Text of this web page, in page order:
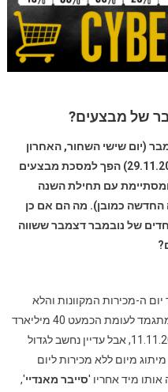
של מבצעים?
(יום שישי השחור, האחרון
בנובמבר בכל שנה שיוצא השנה ב 29.11.2019) הפך למסכת מבצעים
עם תחילת השנה
כמובן). מה הם אם כן
של נובמבר דצמבר ששווה
ה-מכירות המקוונות והלא
מקוונות הגדול בעולם המערבי (כן, הוא מתגמד לעומת הכמעט 40 מיליארד
דולר שמכרו ביום הרווקים הסינים ב 11.11.2019, אבל עדיין נחשב לגדול
מיום ללא מכירות ליום
אותו מיד אחריו 'סייבר מאנדיי',